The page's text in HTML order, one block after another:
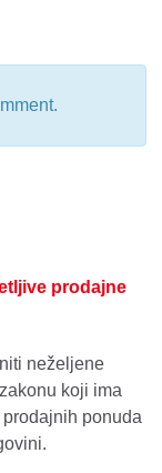
prodajne
neželjene
koji ima
ponuda